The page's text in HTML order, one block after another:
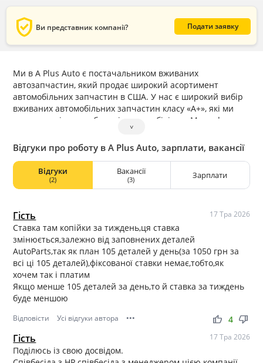
verified_user Ви представник компанії? Подати заявку
Ми в A Plus Auto є постачальником вживаних
автозапчастин, який продає широкий асортимент
автомобільних запчастин в США. У нас є широкий вибір
вживаних автомобільних запчастин класу «A+», які ми
продаємо від таких брендів автомобілів, як Mercedes-
Benz, Audi, BMW, Lexus, Tesla, Hummer Ford, Infiniti,
Hyundai та багатьох інших брендів.
Ми є чесним бізнесом, і ми пишаємося своєю роботою,
що надаємо найкращі послуги кожному нашому клієнту.
Ми цінуємо обслуговування клієнтів і наполегливо
працюємо, щоб наші клієнти були задоволені.
допоможуть кожному клієнту повернутися в дорогу.
Завдяки нашим першокласним послугам і
автозапчастинам класу A+, наша місія — забезпечити,
щоб автомобіль виглядав і їздив добре.
˅
Відгуки про роботу в A Plus Auto, зарплати, вакансії
Відгуки
(2)
Вакансії
(3) Зарплати
Гість 17 Тра 2026
Ставка там копійки за тиждень,ця ставка
змінюється,залежно від заповнених деталей
AutoParts,так як план 105 деталей у день(за 1050 грн за
всі ці 105 деталей),фіксованої ставки немає,тобто,як
хочем так і платим
Якщо менше 105 деталей за день,то й ставка за тиждень
буде меншою
Відповісти Усі відгуки автора ••• thumb_up thumb_down
4
Гість 17 Тра 2026
Поділюсь із свою досвідом.